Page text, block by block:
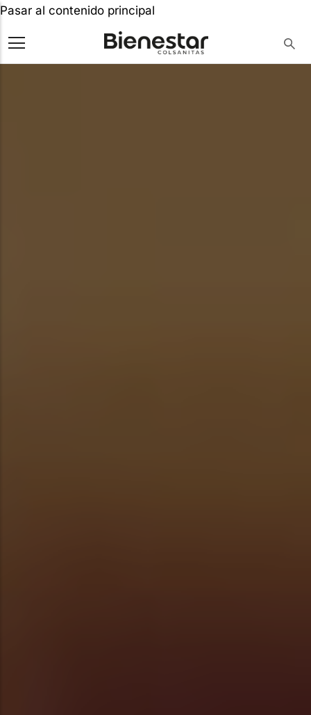
Pasar al contenido principal